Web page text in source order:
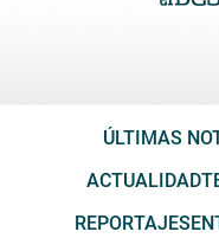
ÚLTIMAS
ACTUALIDAD
REPORTAJES